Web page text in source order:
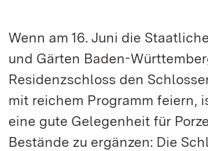
Wenn am 16. Juni die
und Gärten Baden-
Residenzschloss den
mit reichem Programm feiern,
eine gute Gelegenheit für
Bestände zu ergänzen: Die